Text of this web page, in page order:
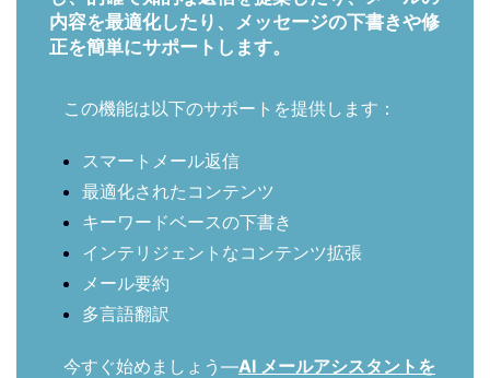
内容を最適化したり、メッセージの下書きや修
正を簡単にサポートします。
この機能は以下のサポートを提供します：
スマートメール返信
最適化されたコンテンツ
キーワードベースの下書き
インテリジェントなコンテンツ拡張
メール要約
多言語翻訳
今すぐ始めましょう—AI メールアシスタントを